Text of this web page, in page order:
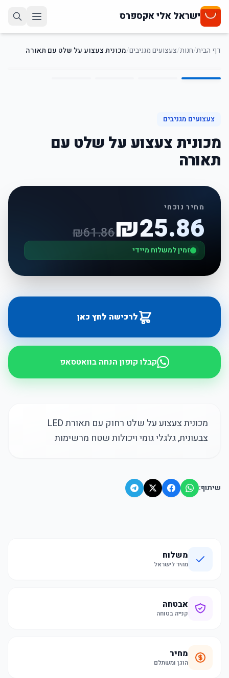
ישראל אלי אקספרס
דף הבית/חנות/צעצועים מגניבים/מכונית צעצוע על שלט עם תאורה
1
/
4
צעצועים מגניבים
מכונית צעצוע על שלט עם
תאורה
מחיר נוכחי
₪25.86
₪61.86
זמין למשלוח מיידי
לרכישה לחץ כאן
קבלו קופון הנחה בוואטסאפ
מכונית צעצוע על שלט רחוק עם תאורת LED
צבעונית, גלגלי גומי ויכולות שטח מרשימות
שיתוף:
משלוח
מהיר לישראל
אבטחה
קנייה בטוחה
מחיר
הוגן ומשתלם